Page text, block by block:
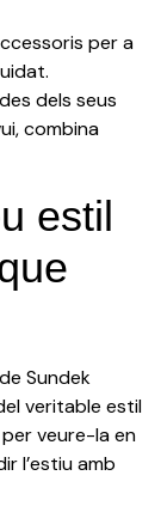
per a
dels seus
combina
estil
Sundek
veritable estil
veure-la en
l’estiu amb